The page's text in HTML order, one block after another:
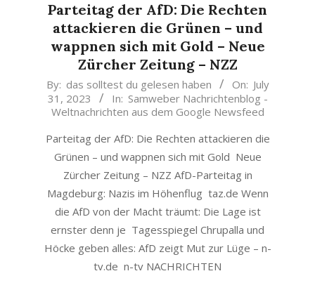
Parteitag der AfD: Die Rechten
attackieren die Grünen – und
wappnen sich mit Gold – Neue
Zürcher Zeitung – NZZ
2023-
07-
31
By: das solltest du gelesen haben On: July
31, 2023
In: Samweber Nachrichtenblog -
Weltnachrichten aus dem Google Newsfeed
Parteitag der AfD: Die Rechten attackieren die
Grünen – und wappnen sich mit Gold Neue
Zürcher Zeitung – NZZ AfD-Parteitag in
Magdeburg: Nazis im Höhenflug taz.de Wenn
die AfD von der Macht träumt: Die Lage ist
ernster denn je Tagesspiegel Chrupalla und
Höcke geben alles: AfD zeigt Mut zur Lüge – n-
tv.de n-tv NACHRICHTEN